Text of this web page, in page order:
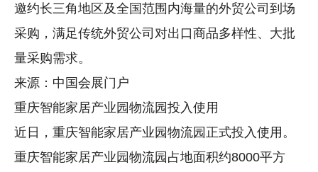
邀约长三角地区及全国范围内海量的外贸公司到场
采购，满足传统外贸公司对出口商品多样性、大批
量采购需求。
来源：中国会展门户
重庆智能家居产业园物流园投入使用
近日，重庆智能家居产业园物流园正式投入使用。
重庆智能家居产业园物流园占地面积约8000平方